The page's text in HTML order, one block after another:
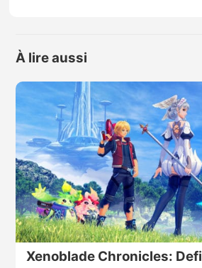
À lire aussi
Xenoblade Chronicles: